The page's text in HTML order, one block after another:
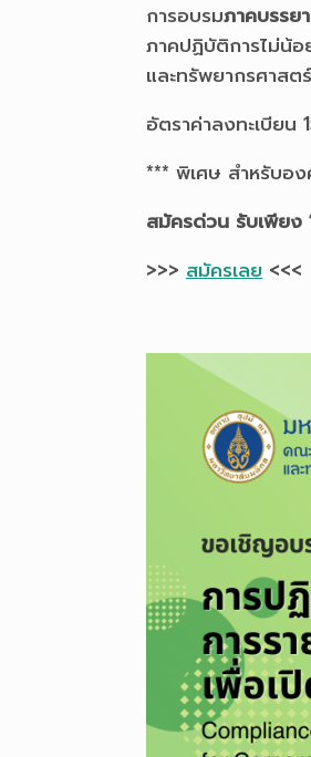
การอบรมภาคบรรย
ภาคปฏิบัติการไม่น้
และทรัพยากรศาส
อัตราค่าลงทะเบีย
*** พิเศษ สำหรับอ
สมัครด่วน รับเพียง
>>> สมัครเลย <<<